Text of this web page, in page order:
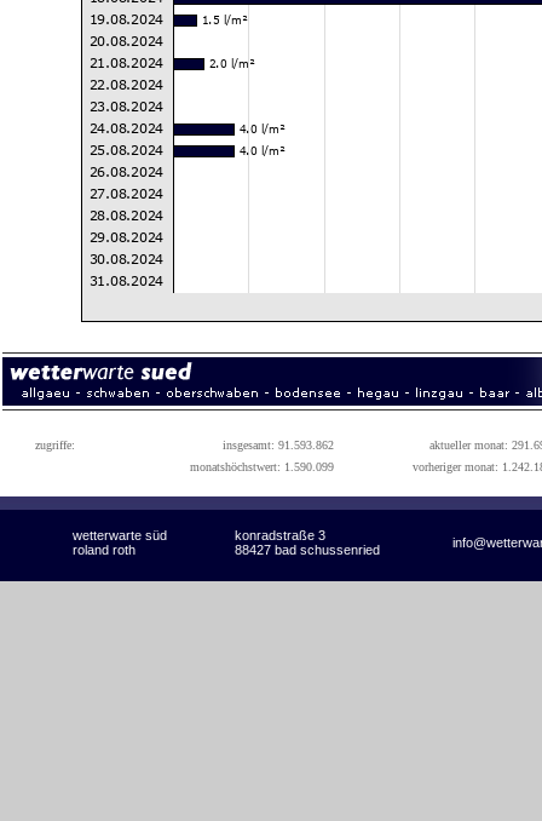
zugriffe: insgesamt: 91.593.862
aktueller monat:
monatshöchstwert: 1.590.099
vorheriger monat:
wetterwarte süd konradstraße 3
roland roth 88427 bad schussenried